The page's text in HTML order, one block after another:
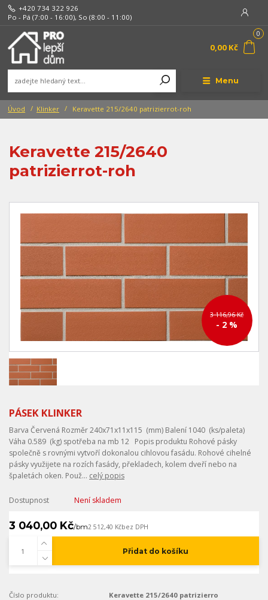
Menu
+420 734 322 926
Po - Pá (7:00 - 16:00), So (8:00 - 11:00)
0
0,00 Kč
Úvod Klinker Keravette 215/2640 patrizierrot-roh
Keravette 215/2640
patrizierrot-roh
3 116,96 Kč
- 2 %
PÁSEK KLINKER
Barva Červená Rozměr 240x71x11x115 (mm) Balení 1040 (ks/paleta)
Váha 0.589 (kg) spotřeba na mb 12 Popis produktu Rohové pásky
společně s rovnými vytvoří dokonalou cihlovou fasádu. Rohové cihelné
pásky využijete na rozích fasády, překladech, kolem dveří nebo na
špaletách oken. Použ... celý popis
Dostupnost Není skladem
3 040,00 Kč/bm2 512,40 Kčbez DPH
Přidat do košíku
Číslo produktu: Keravette 215/2640 patrizierro